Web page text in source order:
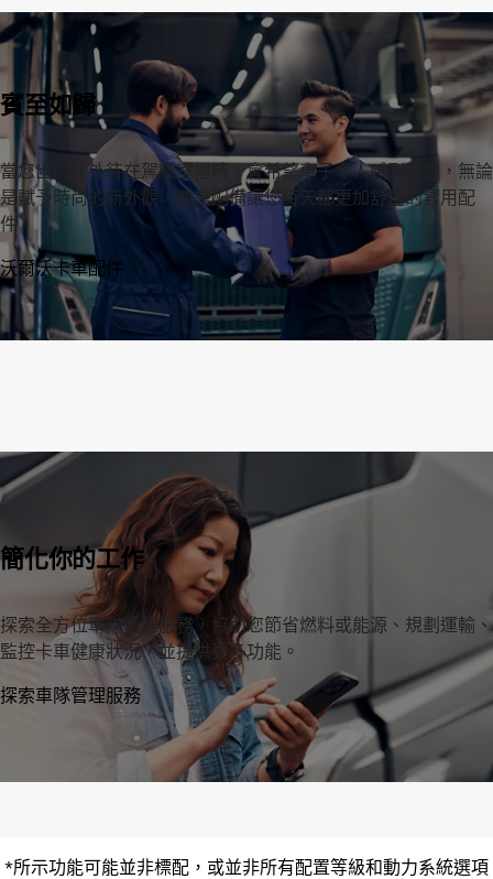
賓至如歸
當您出門在外待在駕駛室裡時，會希望車子令人感到舒適，無論
是賦予時尚的新外觀，或是配備讓您每天都更加舒適的實用配
件。
沃爾沃卡車配件
簡化你的工作
探索全方位車隊管理服務，協助您節省燃料或能源、規劃運輸、
監控卡車健康狀況，並提供更多功能。
探索車隊管理服務
*所示功能可能並非標配，或並非所有配置等級和動力系統選項